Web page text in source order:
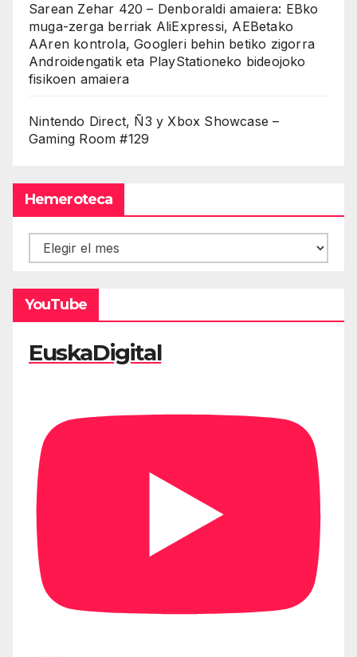
Sarean Zehar 420 – Denboraldi amaiera: EBko
muga-zerga berriak AliExpressi, AEBetako
AAren kontrola, Googleri behin betiko zigorra
Androidengatik eta PlayStationeko bideojoko
fisikoen amaiera
Nintendo Direct, Ñ3 y Xbox Showcase –
Gaming Room #129
Hemeroteca
Hemeroteca
YouTube
EuskaDigital